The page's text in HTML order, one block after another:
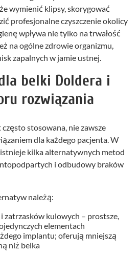
wymienić klipsy, skorygować
profesjonalne czyszczenie okolicy
wpływa nie tylko na trwałość
na ogólne zdrowie organizmu,
zapalnych w jamie ustnej.
belki Doldera i
rozwiązania
stosowana, nie zawsze
dla każdego pacjenta. W
kilka alternatywnych metod
i odbudowy braków
należą:
zatrzasków kulowych – prostsze,
elementach
implantu; oferują mniejszą
niż belka